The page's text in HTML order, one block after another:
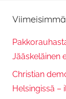
Jääskeläinen
Christian
Helsingissä –